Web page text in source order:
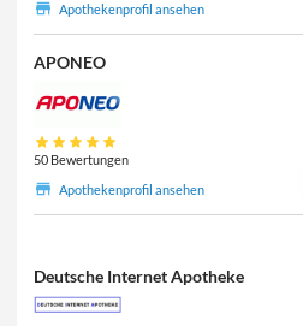
Apothekenprofil ansehen
APONEO
50 Bewertungen
Apothekenprofil ansehen
Deutsche Internet Apotheke